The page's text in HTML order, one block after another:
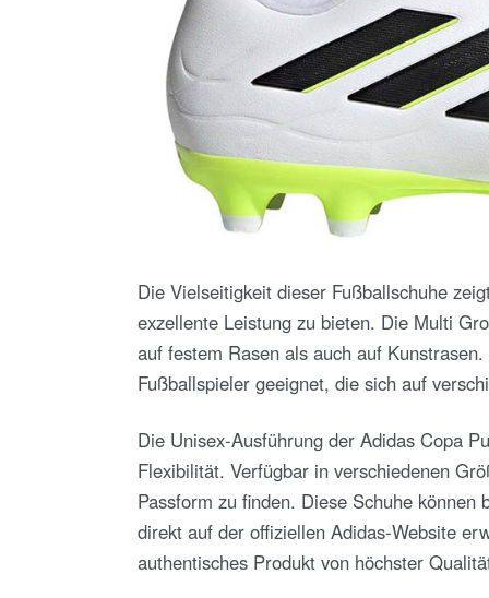
Die Vielseitigkeit dieser Fußballschuhe
exzellente Leistung zu bieten. Die Multi
auf festem Rasen als auch auf
Fußballspieler geeignet, die sich auf
Die Unisex-Ausführung der Adidas Copa
Flexibilität. Verfügbar in verschiedenen
Passform zu finden. Diese Schuhe
direkt auf der offiziellen Adidas-Website
authentisches Produkt von höchster